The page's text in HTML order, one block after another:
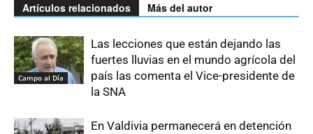
Artículos relacionados Más del autor
Campo al Día
Las lecciones que están dejando las
fuertes lluvias en el mundo agrícola del
país las comenta el Vice-presidente de
la SNA
En Valdivia permanecerá en detención